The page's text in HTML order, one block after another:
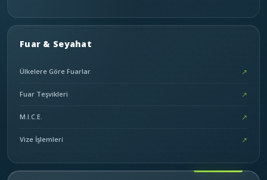
Fuar & Seyahat
Ülkelere Göre Fuarlar ↗
Fuar Teşvikleri ↗
M.I.C.E. ↗
Vize İşlemleri ↗